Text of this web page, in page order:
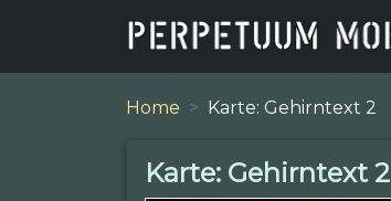
Home Karte: Gehirntext 2
Karte: Gehirntext 2